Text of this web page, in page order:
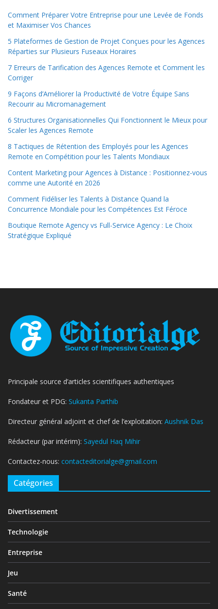
Comment Préparer Votre Entreprise pour une Levée de Fonds
et Maximiser Vos Chances
5 Plateformes de Gestion de Projet Conçues pour les Agences
Réparties sur Plusieurs Fuseaux Horaires
7 Erreurs de Tarification des Agences Remote et Comment les
Corriger
9 Façons d’Améliorer la Productivité de Votre Équipe Sans
Recourir au Micromanagement
6 Structures Organisationnelles Qui Fonctionnent le Mieux pour
Scaler les Agences Remote
8 Tactiques de Rétention des Employés pour les Agences
Remote en Compétition pour les Talents Mondiaux
Content Marketing pour Agences à Distance : Positionnez-vous
comme une Autorité en 2026
Comment Fidéliser les Talents à Distance Quand la
Concurrence Mondiale pour les Compétences Est Féroce
Boutique Remote Agency vs Full-Service Agency : Le Choix
Stratégique Expliqué
Principale source d’articles scientifiques authentiques
Fondateur et PDG: Sukanta Parthib
Directeur général adjoint et chef de l’exploitation: Aushnik Das
Rédacteur (par intérim): Sayedul Haq Mihir
Contactez-nous: contacteditorialge@gmail.com
Catégories
Divertissement
Technologie
Entreprise
Jeu
Santé